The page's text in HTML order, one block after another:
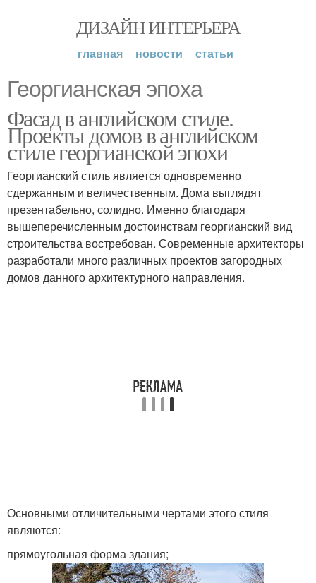
ДИЗАЙН ИНТЕРЬЕРА
главная новости статьи
Георгианская эпоха
Фасад в английском стиле.
Проекты домов в английском
стиле георгианской эпохи
Георгианский стиль является одновременно
сдержанным и величественным. Дома выглядят
презентабельно, солидно. Именно благодаря
вышеперечисленным достоинствам георгианский вид
строительства востребован. Современные архитекторы
разработали много различных проектов загородных
домов данного архитектурного направления.
Основными отличительными чертами этого стиля
являются:
прямоугольная форма здания;